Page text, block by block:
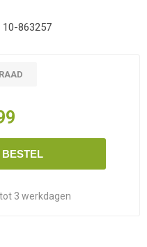
10-863257
BESTEL
3 werkdagen